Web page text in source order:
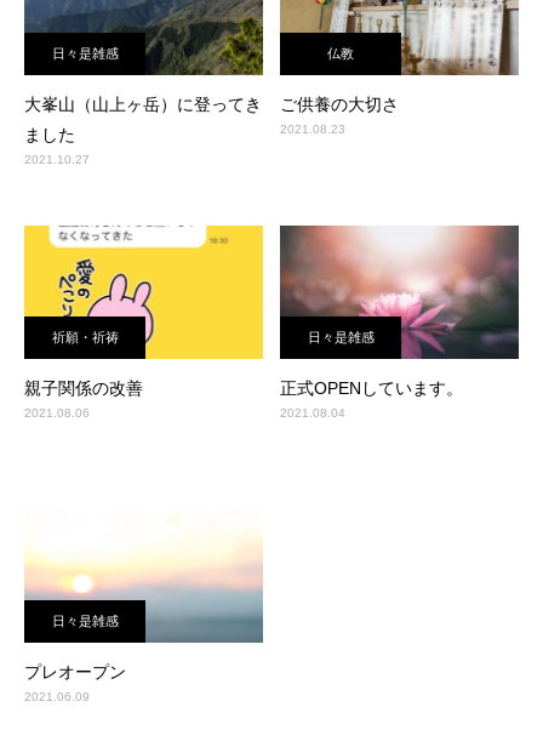
日々是雑感
大峯山（山上ヶ岳）に登ってき
ました
2021.10.27
仏教
ご供養の大切さ
2021.08.23
祈願・祈祷
親子関係の改善
2021.08.06
日々是雑感
正式OPENしています。
2021.08.04
日々是雑感
プレオープン
2021.06.09